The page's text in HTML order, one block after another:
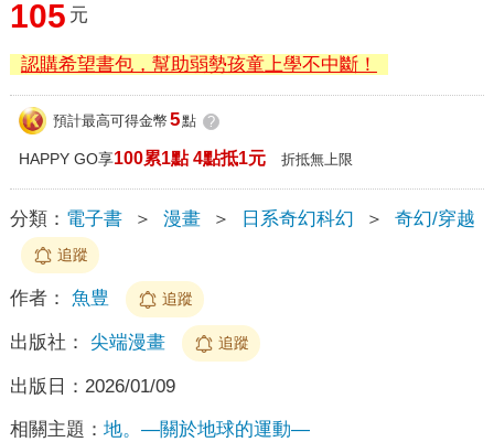
105 元
認購希望書包，幫助弱勢孩童上學不中斷！
預計最高可得金幣 5點 ?
HAPPY GO享100累1點 4點抵1元 折抵無上限
分類： 電子書 ＞ 漫畫 ＞ 日系奇幻科幻 ＞ 奇幻/穿越
追蹤
作者： 魚豊 追蹤
出版社： 尖端漫畫 追蹤
出版日： 2026/01/09
相關主題： 地。—關於地球的運動—